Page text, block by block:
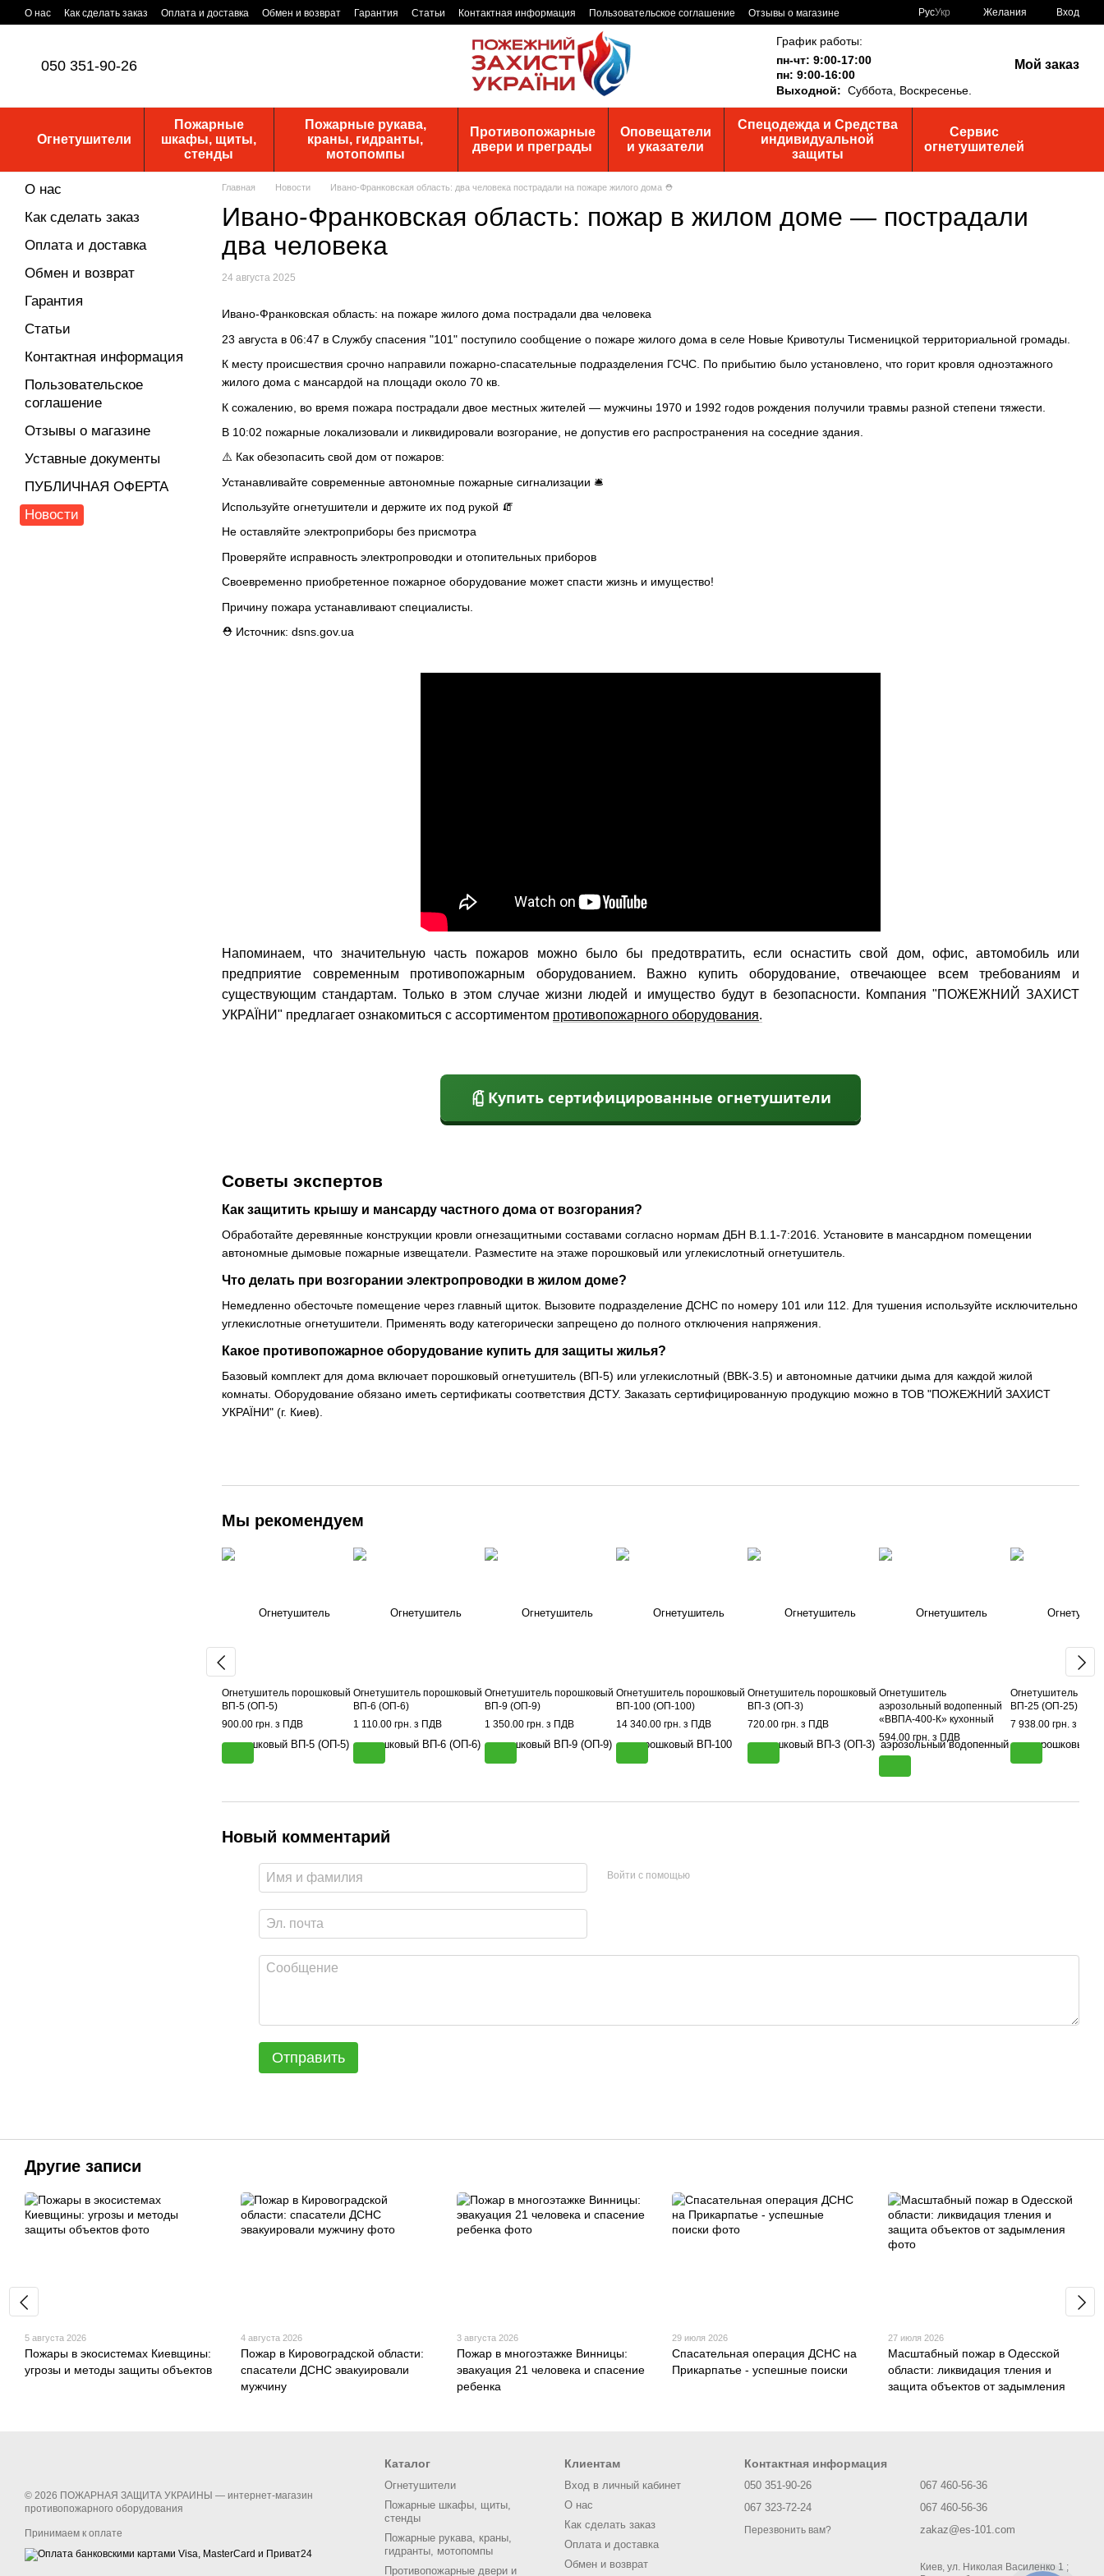
Перейти к основному контенту
О нас Как сделать заказ Оплата и доставка Обмен и возврат Гарантия Статьи Контактная информация Пользовательское соглашение
Отзывы о магазине
РусУкр Желания Вход
050 351-90-26
График работы:
пн-чт: 9:00-17:00
пн: 9:00-16:00
Выходной: Суббота, Воскресенье.
Мой заказ
Огнетушители
Пожарные
шкафы, щиты,
стенды
Пожарные рукава,
краны, гидранты,
мотопомпы
Противопожарные
двери и преграды
Оповещатели
и указатели
Спецодежда и Средства
индивидуальной
защиты
Сервис
огнетушителей
Главная Новости Ивано-Франковская область: два человека пострадали на пожаре жилого дома ⛑
Ивано-Франковская область: пожар в жилом доме — пострадали
два человека
24 августа 2025
Ивано-Франковская область: на пожаре жилого дома пострадали два человека
23 августа в 06:47 в Службу спасения "101" поступило сообщение о пожаре жилого дома в селе Новые Кривотулы Тисменицкой территориальной громады.
К месту происшествия срочно направили пожарно-спасательные подразделения ГСЧС. По прибытию было установлено, что горит кровля одноэтажного
жилого дома с мансардой на площади около 70 кв.
К сожалению, во время пожара пострадали двое местных жителей — мужчины 1970 и 1992 годов рождения получили травмы разной степени тяжести.
В 10:02 пожарные локализовали и ликвидировали возгорание, не допустив его распространения на соседние здания.
⚠️ Как обезопасить свой дом от пожаров:
Устанавливайте современные автономные пожарные сигнализации 🛎️
Используйте огнетушители и держите их под рукой 🧯
Не оставляйте электроприборы без присмотра
Проверяйте исправность электропроводки и отопительных приборов
Своевременно приобретенное пожарное оборудование может спасти жизнь и имущество!
Причину пожара устанавливают специалисты.
⛑ Источник: dsns.gov.ua
Напоминаем, что значительную часть пожаров можно было бы предотвратить, если оснастить cвой дом, офис, автомобиль или
предприятие современным противопожарным оборудованием. Важно купить оборудование, отвечающее всем требованиям и
существующим стандартам. Только в этом случае жизни людей и имущество будут в безопасности. Компания "ПОЖЕЖНИЙ ЗАХИСТ
УКРАЇНИ" предлагает ознакомиться с ассортиментом противопожарного оборудования.
Купить сертифицированные огнетушители
Советы экспертов
Как защитить крышу и мансарду частного дома от возгорания?
Обработайте деревянные конструкции кровли огнезащитными составами согласно нормам ДБН В.1.1-7:2016. Установите в мансардном помещении
автономные дымовые пожарные извещатели. Разместите на этаже порошковый или углекислотный огнетушитель.
Что делать при возгорании электропроводки в жилом доме?
Немедленно обесточьте помещение через главный щиток. Вызовите подразделение ДСНС по номеру 101 или 112. Для тушения используйте исключительно
углекислотные огнетушители. Применять воду категорически запрещено до полного отключения напряжения.
Какое противопожарное оборудование купить для защиты жилья?
Базовый комплект для дома включает порошковый огнетушитель (ВП-5) или углекислотный (ВВК-3.5) и автономные датчики дыма для каждой жилой
комнаты. Оборудование обязано иметь сертификаты соответствия ДСТУ. Заказать сертифицированную продукцию можно в ТОВ "ПОЖЕЖНИЙ ЗАХИСТ
УКРАЇНИ" (г. Киев).
Мы рекомендуем
Огнетушитель порошковый
ВП-5 (ОП-5)
900.00 грн. з ПДВ
Огнетушитель порошковый
ВП-6 (ОП-6)
1 110.00 грн. з ПДВ
Огнетушитель порошковый
ВП-9 (ОП-9)
1 350.00 грн. з ПДВ
Огнетушитель порошковый
ВП-100 (ОП-100)
14 340.00 грн. з ПДВ
Огнетушитель порошковый
ВП-3 (ОП-3)
720.00 грн. з ПДВ
Огнетушитель
аэрозольный водопенный
«ВВПА-400-К» кухонный
594.00 грн. з ПДВ
Огнетушитель
ВП-25 (ОП-25)
7 938.00 грн. з ПДВ
Новый комментарий
Войти с помощью
Отправить
О нас
Как сделать заказ
Оплата и доставка
Обмен и возврат
Гарантия
Статьи
Контактная информация
Пользовательское
соглашение
Отзывы о магазине
Уставные документы
ПУБЛИЧНАЯ ОФЕРТА
Новости
Другие записи
5 августа 2026
Пожары в экосистемах Киевщины:
угрозы и методы защиты объектов
4 августа 2026
Пожар в Кировоградской области:
спасатели ДСНС эвакуировали
мужчину
3 августа 2026
Пожар в многоэтажке Винницы:
эвакуация 21 человека и спасение
ребенка
29 июля 2026
Спасательная операция ДСНС на
Прикарпатье - успешные поиски
27 июля 2026
Масштабный пожар в Одесской
области: ликвидация тления и
защита объектов от задымления
© 2026 ПОЖАРНАЯ ЗАЩИТА УКРАИНЫ — интернет-магазин
противопожарного оборудования
Принимаем к оплате
Каталог
Огнетушители
Пожарные шкафы, щиты,
стенды
Пожарные рукава, краны,
гидранты, мотопомпы
Противопожарные двери и
Клиентам
Вход в личный кабинет
О нас
Как сделать заказ
Оплата и доставка
Обмен и возврат
Контактная информация
050 351-90-26
067 323-72-24
Перезвонить вам?
067 460-56-36
067 460-56-36
zakaz@es-101.com
Киев, ул. Николая Василенко 1 ;